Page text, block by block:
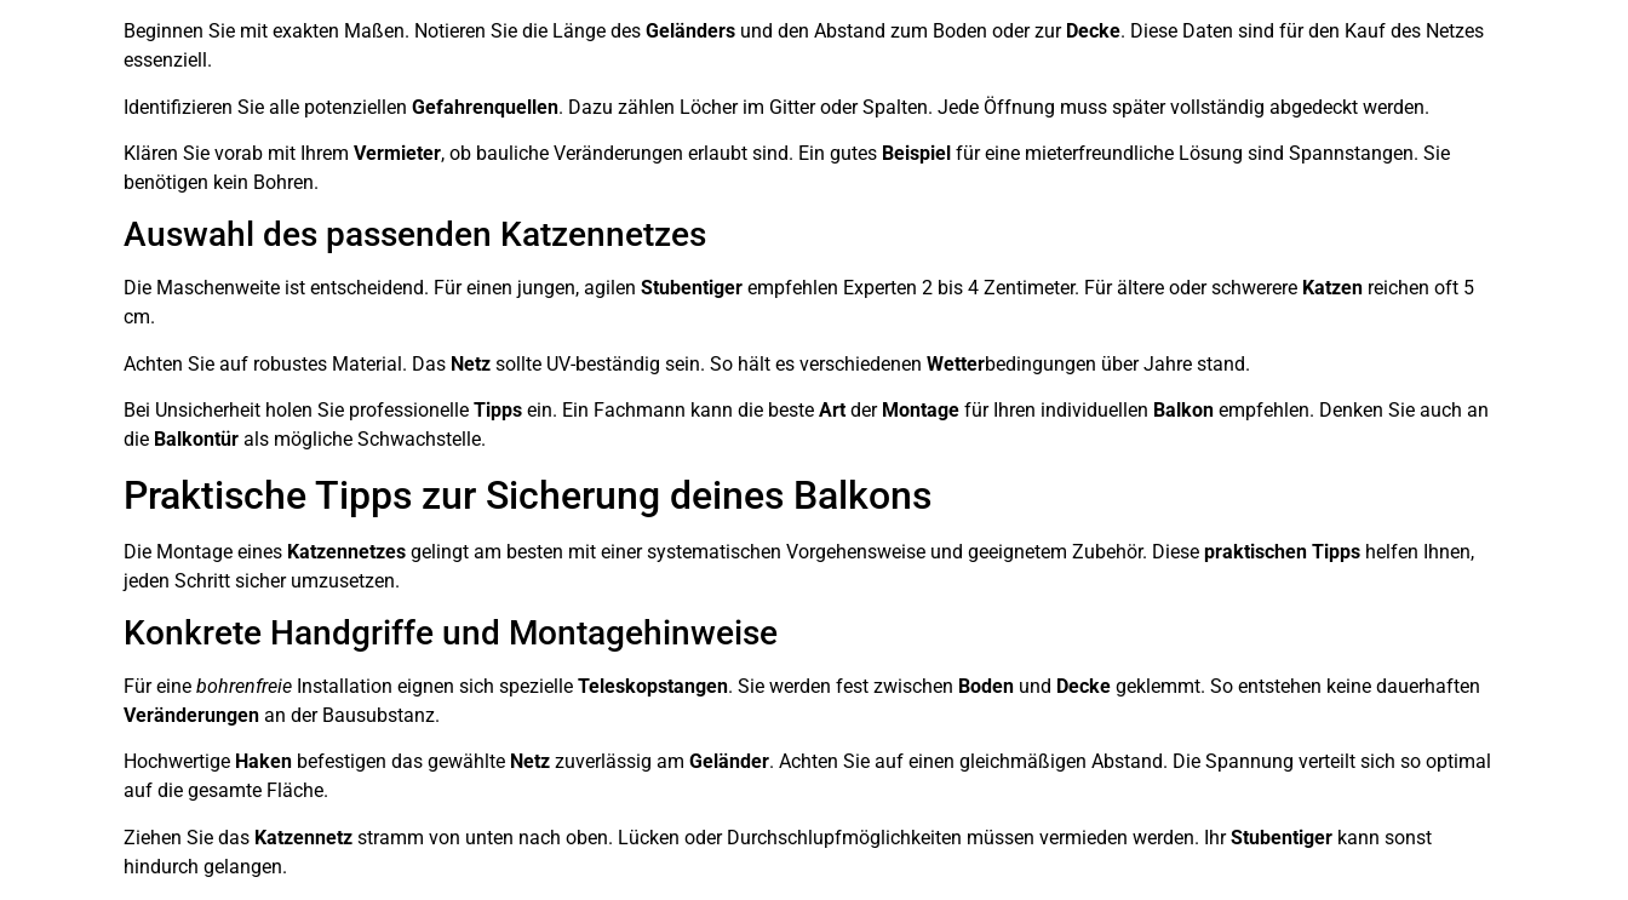
Beginnen Sie mit exakten Maßen. Notieren Sie die Länge des Geländers und den Abstand zum Boden oder zur Decke. Diese Daten sind für den Kauf des Netzes
essenziell.
Identifizieren Sie alle potenziellen Gefahrenquellen. Dazu zählen Löcher im Gitter oder Spalten. Jede Öffnung muss später vollständig abgedeckt werden.
Klären Sie vorab mit Ihrem Vermieter, ob bauliche Veränderungen erlaubt sind. Ein gutes Beispiel für eine mieterfreundliche Lösung sind Spannstangen. Sie
benötigen kein Bohren.
Auswahl des passenden Katzennetzes
Die Maschenweite ist entscheidend. Für einen jungen, agilen Stubentiger empfehlen Experten 2 bis 4 Zentimeter. Für ältere oder schwerere Katzen reichen oft 5
cm.
Achten Sie auf robustes Material. Das Netz sollte UV-beständig sein. So hält es verschiedenen Wetterbedingungen über Jahre stand.
Bei Unsicherheit holen Sie professionelle Tipps ein. Ein Fachmann kann die beste Art der Montage für Ihren individuellen Balkon empfehlen. Denken Sie auch an
die Balkontür als mögliche Schwachstelle.
Praktische Tipps zur Sicherung deines Balkons
Die Montage eines Katzennetzes gelingt am besten mit einer systematischen Vorgehensweise und geeignetem Zubehör. Diese praktischen Tipps helfen Ihnen,
jeden Schritt sicher umzusetzen.
Konkrete Handgriffe und Montagehinweise
Für eine bohrenfreie Installation eignen sich spezielle Teleskopstangen. Sie werden fest zwischen Boden und Decke geklemmt. So entstehen keine dauerhaften
Veränderungen an der Bausubstanz.
Hochwertige Haken befestigen das gewählte Netz zuverlässig am Geländer. Achten Sie auf einen gleichmäßigen Abstand. Die Spannung verteilt sich so optimal
auf die gesamte Fläche.
Ziehen Sie das Katzennetz stramm von unten nach oben. Lücken oder Durchschlupfmöglichkeiten müssen vermieden werden. IhrStubentiger kann sonst
hindurch gelangen.